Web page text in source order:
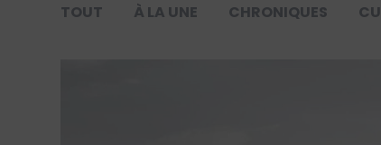
TOUT À LA UNE CHRONIQUES